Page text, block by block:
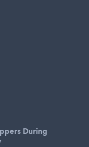
During